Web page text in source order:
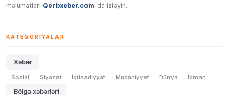
məlumatları Qerbxeber.com-da izləyin.
KATEQORIYALAR
Xəbər
Sosial Siyasət İqtisadiyyat Mədəniyyət Dünya İdman
Bölgə xəbərləri